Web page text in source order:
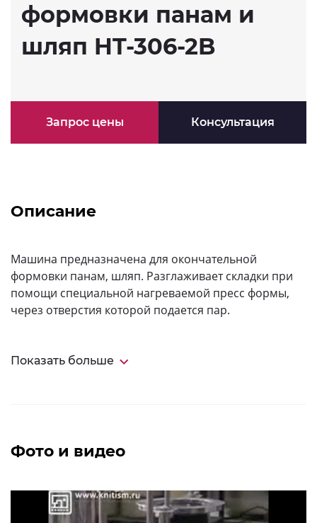
формовки панам и
шляп HT-306-2B
Запрос цены Консультация
Описание
Машина предназначена для окончательной
формовки панам, шляп. Разглаживает складки при
помощи специальной нагреваемой пресс формы,
через отверстия которой подается пар.
Показать больше
Фото и видео